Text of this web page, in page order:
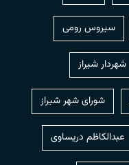
سیروس رومی
شهردار شیراز
شورای شهر شیراز
عبدالکاظم دریساوی